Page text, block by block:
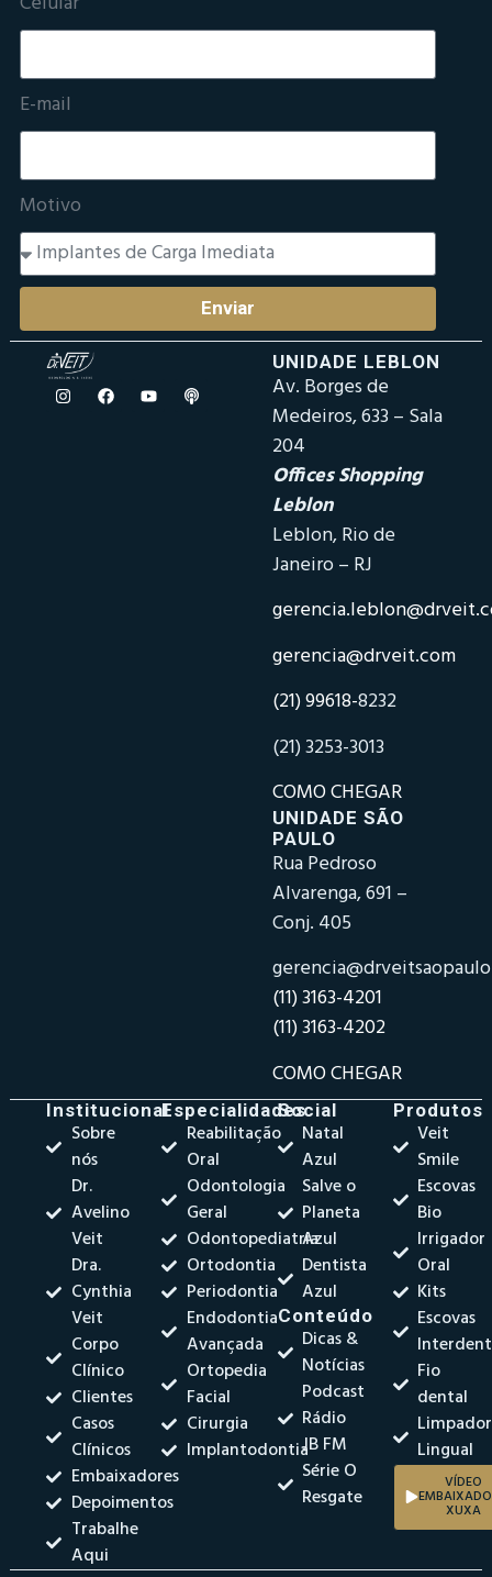
E-mail
Motivo
Enviar
UNIDADE LEBLON
Av. Borges de
Medeiros, 633 – Sala
204
Offices Shopping
Leblon
Leblon, Rio de
Janeiro – RJ
gerencia@drveit.com
(21) 99618-8232
(21) 3253-3013
COMO CHEGAR
UNIDADE SÃO
PAULO
Rua Pedroso
Alvarenga, 691 –
Conj. 405
(11) 3163-4201
(11) 3163-4202
COMO CHEGAR
Institucional
Sobre
nós
Dr.
Avelino
Veit
Dra.
Cynthia
Veit
Corpo
Clínico
Clientes
Casos
Clínicos
Embaixadores
Depoimentos
Trabalhe
Aqui
Especialidades
Reabilitação
Oral
Odontologia
Geral
Odontopediatria
Ortodontia
Periodontia
Endodontia
Avançada
Ortopedia
Facial
Cirurgia
Implantodontia
Social
Natal
Azul
Salve o
Planeta
Azul
Dentista
Azul
Conteúdo
Dicas &
Notícias
Podcast
Rádio
JB FM
Série O
Resgate
Produtos
Veit
Smile
Escovas
Bio
Irrigador
Oral
Kits
Escovas
Fio
dental
Limpador
Lingual
VÍDEO
XUXA